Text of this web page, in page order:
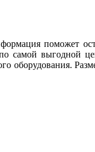
поможет
самой выгодной
оборудования.